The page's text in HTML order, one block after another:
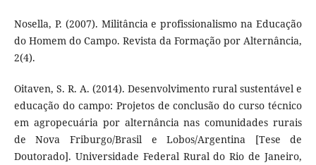
Nosella, P. (2007). Militância e profissionalismo na Educação
do Homem do Campo. Revista da Formação por Alternância,
2(4).
Oitaven, S. R. A. (2014). Desenvolvimento rural sustentável e
educação do campo: Projetos de conclusão do curso técnico
em agropecuária por alternância nas comunidades rurais
de Nova Friburgo/Brasil e Lobos/Argentina [Tese de
Doutorado]. Universidade Federal Rural do Rio de Janeiro,